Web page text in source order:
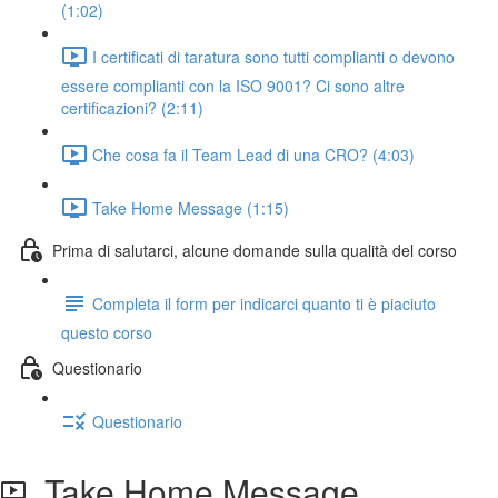
(1:02)
I certificati di taratura sono tutti complianti o devono
essere complianti con la ISO 9001? Ci sono altre
certificazioni? (2:11)
Che cosa fa il Team Lead di una CRO? (4:03)
Take Home Message (1:15)
Prima di salutarci, alcune domande sulla qualità del corso
Completa il form per indicarci quanto ti è piaciuto
questo corso
Questionario
Questionario